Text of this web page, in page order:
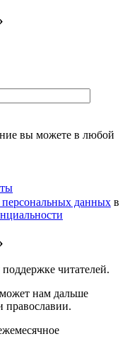
вы можете в любой
персональных данных в
читателей.
нам дальше
православии.